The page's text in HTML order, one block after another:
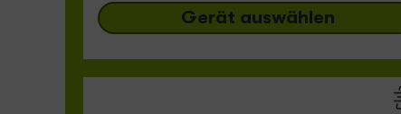
Gerät auswählen